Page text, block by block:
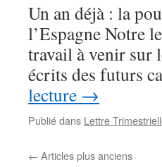
Un an déjà : la
l’Espagne Notre
travail à venir sur
écrits des futurs
lecture →
Publié dans Lettre
← Articles plus anciens